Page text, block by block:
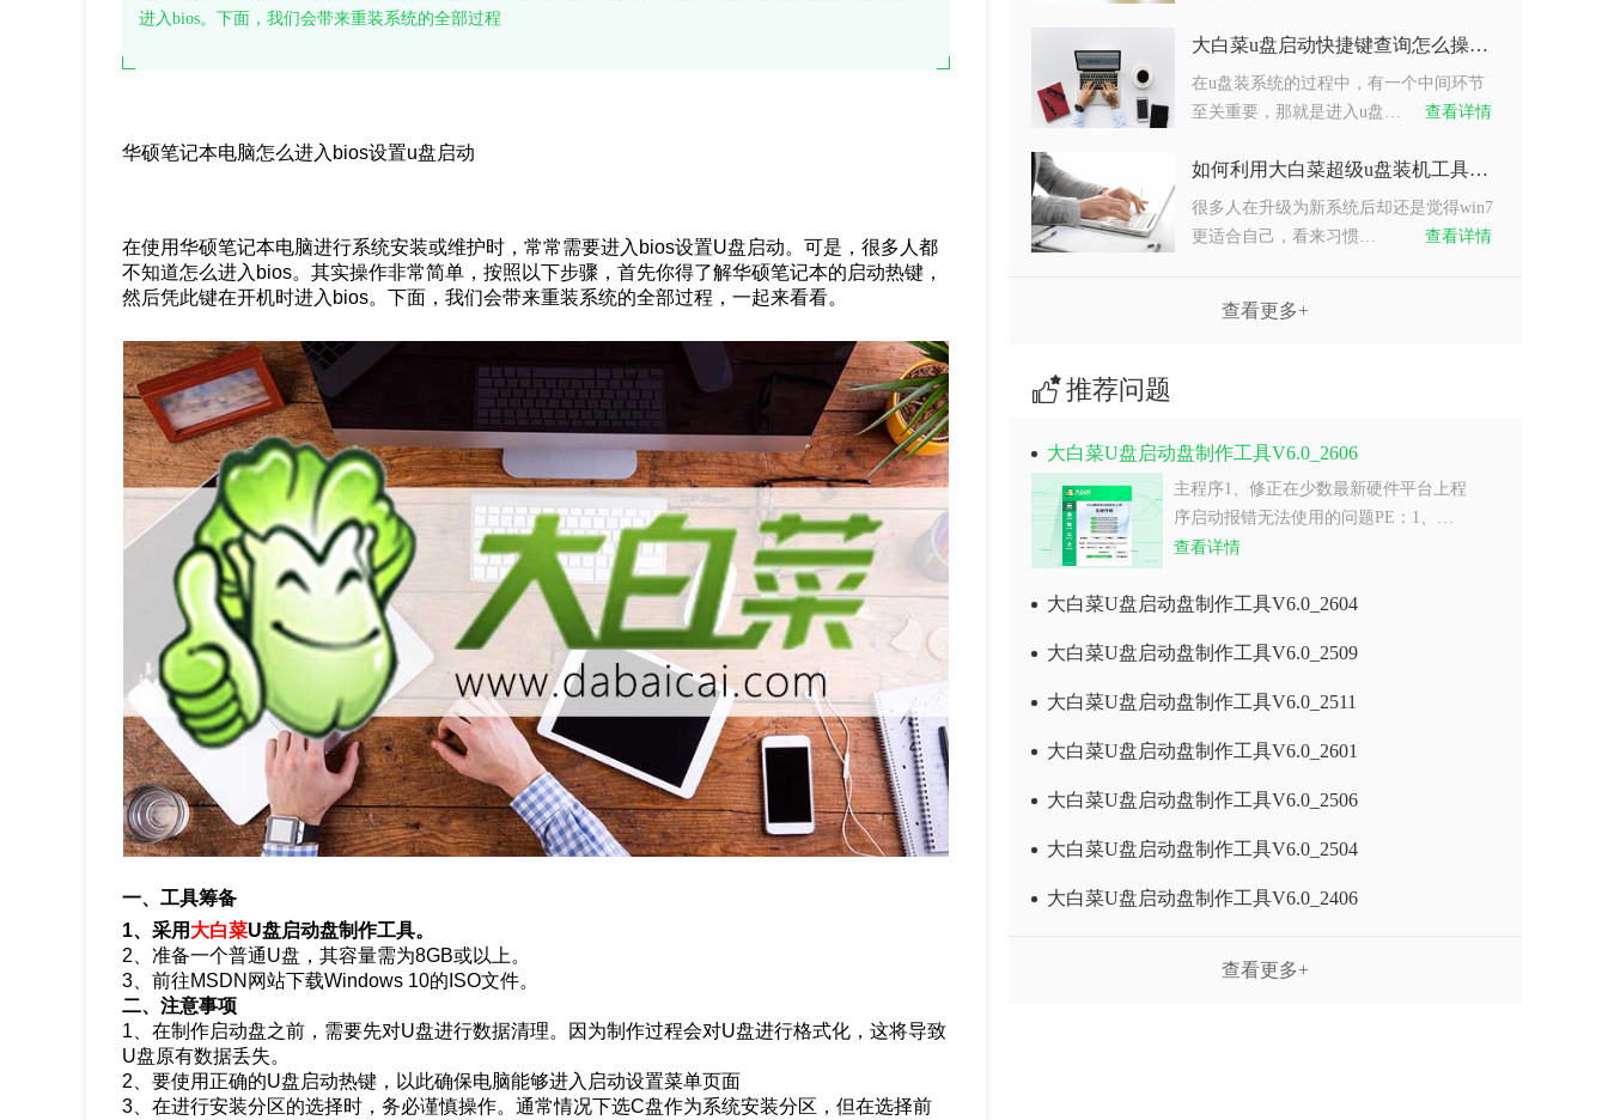
进入bios。下面，我们会带来重装系统的全部过程
华硕笔记本电脑怎么进入bios设置u盘启动
在使用华硕笔记本电脑进行系统安装或维护时，常常需要进入bios设置U盘启动。可是，很多人都
不知道怎么进入bios。其实操作非常简单，按照以下步骤，首先你得了解华硕笔记本的启动热键，
然后凭此键在开机时进入bios。下面，我们会带来重装系统的全部过程，一起来看看。
一、工具筹备
1、采用 大白菜U盘启动盘制作工具。
2、准备一个普通U盘，其容量需为8GB或以上。
3、前往MSDN网站下载Windows 10的ISO文件。
二、注意事项
1、在制作启动盘之前，需要先对U盘进行数据清理。因为制作过程会对U盘进行格式化，这将导致
U盘原有数据丢失。
2、要使用正确的U盘启动热键，以此确保电脑能够进入启动设置菜单页面
3、在进行安装分区的选择时，务必谨慎操作。通常情况下选C盘作为系统安装分区，但在选择前
大白菜u盘启动快捷键查询怎么操作？
在u盘装系统的过程中，有一个中间环节
至关重要，那就是进入u盘…
查看详情
如何利用大白菜超级u盘装机工具重装系统win7？
很多人在升级为新系统后却还是觉得win7
更适合自己，看来习惯…
查看详情
查看更多+
推荐问题
大白菜U盘启动盘制作工具V6.0_2606
主程序1、修正在少数最新硬件平台上程
序启动报错无法使用的问题PE：1、…
查看详情
大白菜U盘启动盘制作工具V6.0_2604
大白菜U盘启动盘制作工具V6.0_2509
大白菜U盘启动盘制作工具V6.0_2511
大白菜U盘启动盘制作工具V6.0_2601
大白菜U盘启动盘制作工具V6.0_2506
大白菜U盘启动盘制作工具V6.0_2504
大白菜U盘启动盘制作工具V6.0_2406
查看更多+